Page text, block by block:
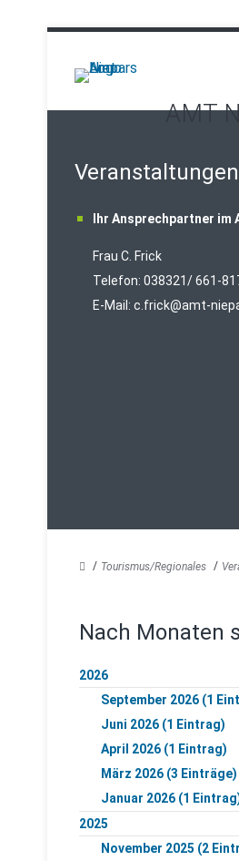
AMT
Veranstaltungen
Ihr Ansprechpartner im
Frau C. Frick
Telefon: 038321/ 661-
E-Mail: c.frick@amt-
Tourismus/Regionales
Nach Monaten
2026
September 2026 (1
Juni 2026 (1 Eintrag)
April 2026 (1 Eintrag)
März 2026 (3 Einträge)
Januar 2026 (1
2025
November 2025 (2